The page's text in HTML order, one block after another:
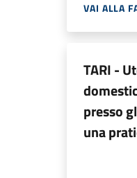
VAI ALLA
TARI -
presso
una